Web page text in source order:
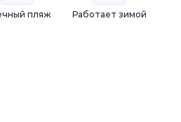
пляж Работает зимой